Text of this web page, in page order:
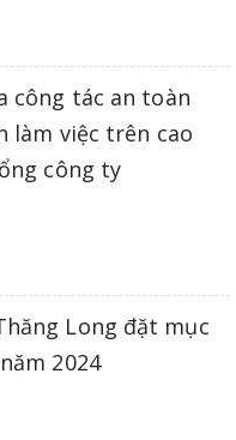
công tác an toàn
làm việc trên cao
công ty
Long đặt mục
2024